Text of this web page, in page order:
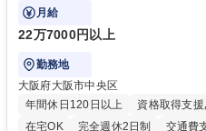
門の企画スタッフ、ルート営業
月給
22万7000円以上
勤務地
大阪府大阪市中央区
年間休日120日以上
資格取得支援
在宅OK
完全週休2日制 交通費